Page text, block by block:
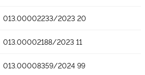
013.00002233/2023 20
013.00002188/2023 11
013.00008359/2024 99